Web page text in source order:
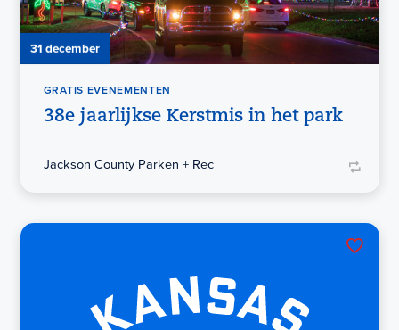
31 december
GRATIS EVENEMENTEN
38e jaarlijkse Kerstmis in het park
Jackson County Parken + Rec